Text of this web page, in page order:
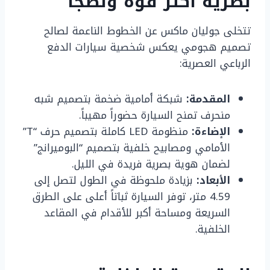
تتخلى جوليان ماكس عن الخطوط الناعمة لصالح
تصميم هجومي يعكس شخصية سيارات الدفع
الرباعي العصرية:
المقدمة: شبكة أمامية ضخمة بتصميم شبه
منحرف تمنح السيارة حضوراً مهيباً.
الإضاءة:
منظومة LED كاملة بتصميم حرف “T”
الأمامي ومصابيح خلفية بتصميم “البوميرانج”
لضمان هوية بصرية فريدة في الليل.
الأبعاد: بزيادة ملحوظة في الطول لتصل إلى
4.59 متر، توفر السيارة ثباتاً أعلى على الطرق
السريعة ومساحة أكبر للأقدام في المقاعد
الخلفية.